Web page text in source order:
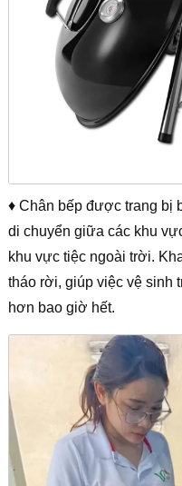
♦ Chân bếp được trang bị
di chuyển giữa các khu
khu vực tiệc ngoài trời.
tháo rời, giúp việc vệ sinh
hơn bao giờ hết.